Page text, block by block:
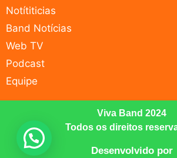
Notítiticias
Band Notícias
Web TV
Podcast
Equipe
Viva Band 2024
Todos os direitos
Desenvolvido por